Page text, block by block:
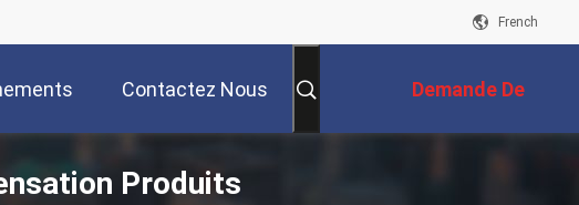
French
Contactez Nous Demande De
Soumission
Produits